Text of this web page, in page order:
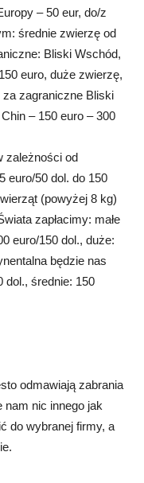
– 50 eur, do/z
średnie zwierzę od
Bliski Wschód,
euro, duże zwierzę,
za zagraniczne Bliski
– 150 euro – 300
zależności od
euro/50 dol. do 150
(powyżej 8 kg)
zapłacimy: małe
euro/150 dol., duże:
będzie nas
dol., średnie: 150
odmawiają zabrania
nam nic innego jak
do wybranej firmy, a